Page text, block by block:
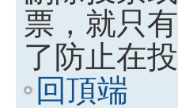
票，就只
了防止在
回頂端